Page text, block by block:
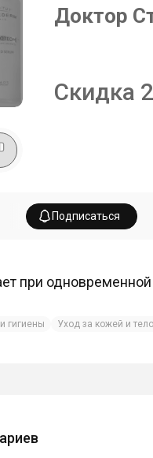
Доктор
Скидка
Подписаться
при одновременной
гигиены Уход за кожей и